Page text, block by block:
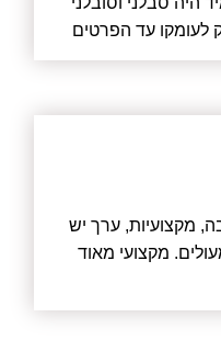
לעומקו עד הפרטים
בעל חשיבה
הלב. דדי מעדכן
בשקיפות מלאה.
לב ויודע היטב
אם יש סטיגמה
רק כסף – אצל דדי זה
לעזור, קודם כל
מקצועיות, ערך יש
מקצועי מאוד